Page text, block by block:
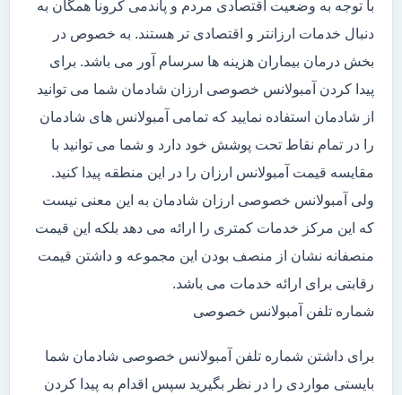
با توجه به وضعیت اقتصادی مردم و پاندمی کرونا همگان به
دنبال خدمات ارزانتر و اقتصادی تر هستند. به خصوص در
بخش درمان بیماران هزینه ها سرسام آور می باشد. برای
پیدا کردن آمبولانس خصوصی ارزان شادمان شما می توانید
از شادمان استفاده نمایید که تمامی آمبولانس های شادمان
را در تمام نقاط تحت پوشش خود دارد و شما می توانید با
مقایسه قیمت آمبولانس ارزان را در این منطقه پیدا کنید.
ولی آمبولانس خصوصی ارزان شادمان به این معنی نیست
که این مرکز خدمات کمتری را ارائه می دهد بلکه این قیمت
منصفانه نشان از منصف بودن این مجموعه و داشتن قیمت
رقابتی برای ارائه خدمات می باشد.
شماره تلفن آمبولانس خصوصی
برای داشتن شماره تلفن آمبولانس خصوصی شادمان شما
بایستی مواردی را در نظر بگیرید سپس اقدام به پیدا کردن